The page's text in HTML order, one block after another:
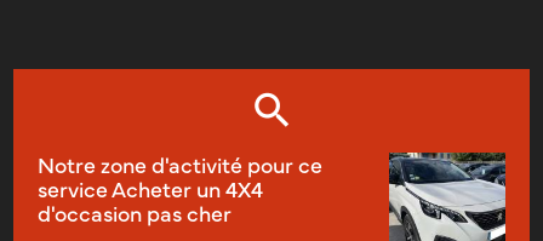
Notre zone d'activité pour ce
service Acheter un 4X4
d'occasion pas cher